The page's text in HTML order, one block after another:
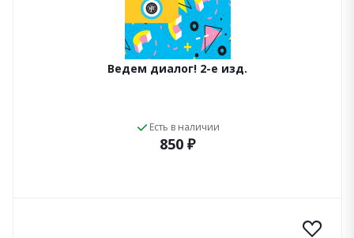
Ведем диалог! 2-е изд.
Есть в наличии
850 ₽